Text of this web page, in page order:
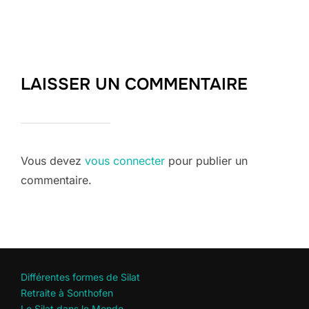
LAISSER UN COMMENTAIRE
Vous devez vous connecter pour publier un
commentaire.
Différentes formes de Silat
Retraite à Sonthofen